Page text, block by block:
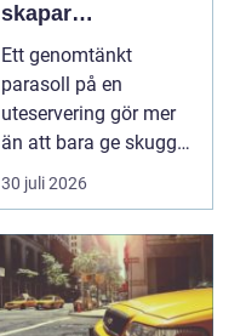
skapar
uteserveringen rätt
känsla året runt
Ett genomtänkt
parasoll på en
uteservering gör mer
än att bara ge skugga.
Det påverkar hur länge
gäs...
30 juli 2026